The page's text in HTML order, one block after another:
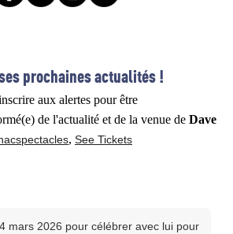
prochaines actualités !
aux alertes pour être
de l'actualité et de la venue de Dave
, See Tickets
mars 2026 pour célébrer avec lui pour